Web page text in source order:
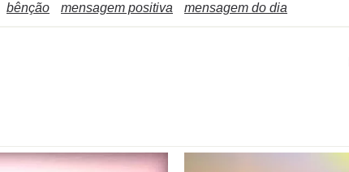
bênção mensagem positiva mensagem do dia